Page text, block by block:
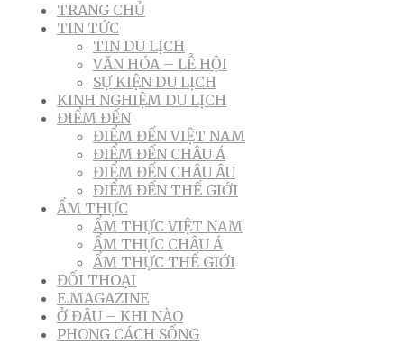
TRANG CHỦ
TIN TỨC
TIN DU LỊCH
VĂN HÓA – LỄ HỘI
SỰ KIỆN DU LỊCH
KINH NGHIỆM DU LỊCH
ĐIỂM ĐẾN
ĐIỂM ĐẾN VIỆT NAM
ĐIỂM ĐẾN CHÂU Á
ĐIỂM ĐẾN CHÂU ÂU
ĐIỂM ĐẾN THẾ GIỚI
ẨM THỰC
ẨM THỰC VIỆT NAM
ẨM THỰC CHÂU Á
ẨM THỰC THẾ GIỚI
ĐỐI THOẠI
E.MAGAZINE
Ở ĐÂU – KHI NÀO
PHONG CÁCH SỐNG